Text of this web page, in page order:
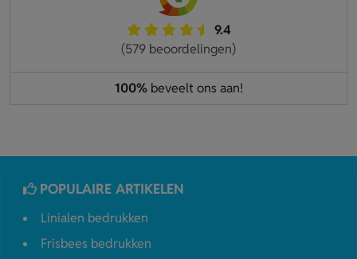
9.4
(579 beoordelingen)
100%beveelt ons aan!
POPULAIRE ARTIKELEN
Linialen bedrukken
Frisbees bedrukken